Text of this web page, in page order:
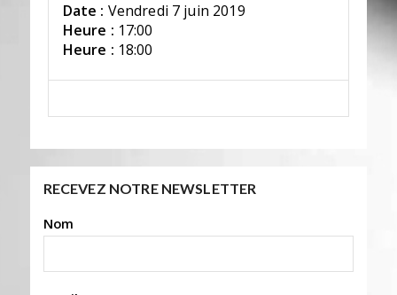
Date : Vendredi 7 juin 2019
Heure : 17:00
Heure : 18:00
RECEVEZ NOTRE NEWSLETTER
Nom